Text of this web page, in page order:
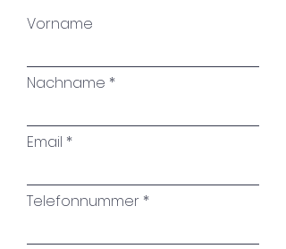
Vorname
Nachname
Email
Telefonnummer